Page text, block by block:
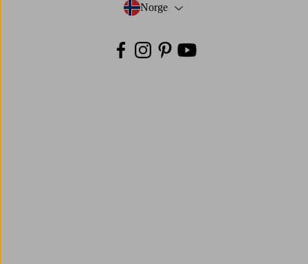
Norge
- Velg land